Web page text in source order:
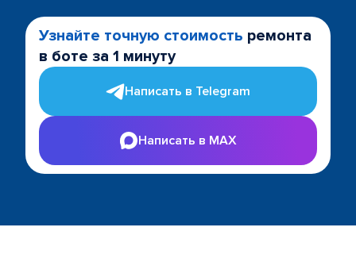
Узнайте точную стоимость ремонта
в боте за 1 минуту
Написать в Telegram
Написать в MAX